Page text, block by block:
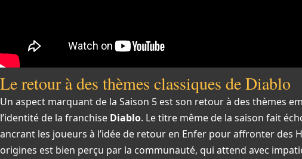
Le retour à des thèmes classiques de Diablo
Un aspect marquant de la Saison 5 est son retour à des thèmes
l’identité de la franchise Diablo. Le titre même de la saison fait
ancrant les joueurs à l’idée de retour en Enfer pour affronter des
origines est bien perçu par la communauté, qui attend avec